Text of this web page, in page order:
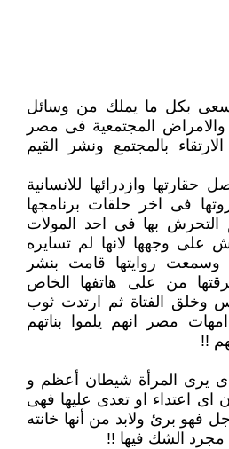
يسعى بكل ما يملك من وسائل
المجتمعية فى مصر
بالمجتمع ونشر القيم
حقارتها وازدرائها للانسانية
فى اخر حلقات برنامجها
التحرش بها فى احد المولات
على وجهها لانها لم تسايره
وسمعت روايتها قامت بنشر
من على هاتفها الخاص
وخلق الفتاة ثم ارتدت ثوب
مصر انهم يلموا بناتهم
!!
يرى المرأة شيطان أعظم و
اى اعتداء او تعدى عليها فهى
فهو برئ ولابد من أنها خانته
مجرد الشك فيها !!